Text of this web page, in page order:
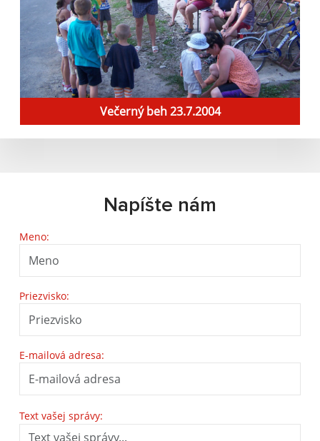
Večerný beh 23.7.2004
Napíšte nám
Meno:
Priezvisko:
E-mailová adresa:
Text vašej správy: